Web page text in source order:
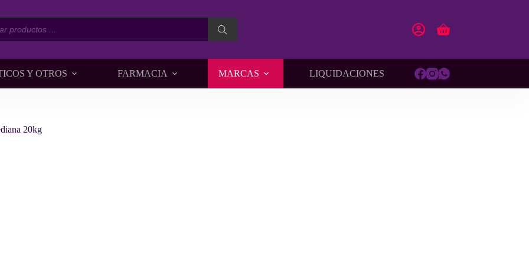
Carro
Y OTROS FARMACIA MARCAS LIQUIDACIONES
20kg